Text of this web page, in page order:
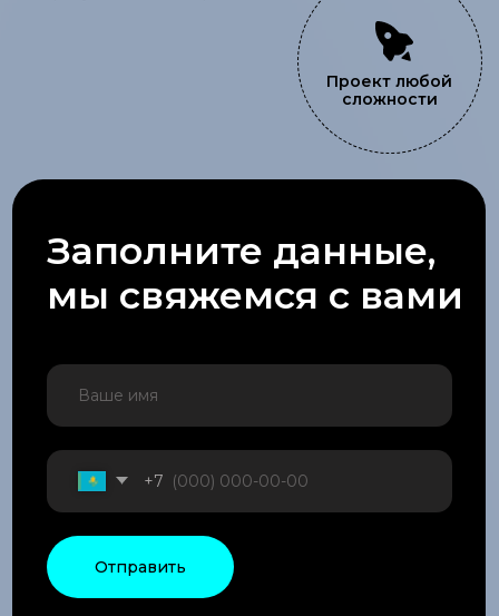
Услуги
+7 Отправить
+7 (701) 266 64 44
Республика Казахстан, г. Алматы, ул. Коперника 84
*ниже парка Горького, заезд со стороны пр. Райымбека.
Оцените нашу работу
Ландшафтное освещение